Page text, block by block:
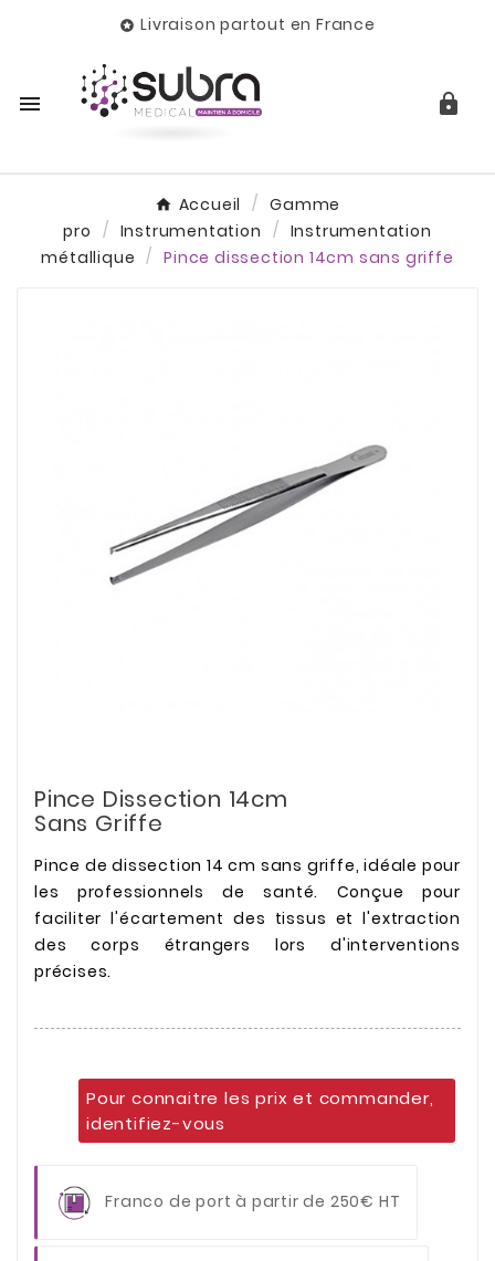
 Livraison partout en France
 
Accueil
Gamme
pro
Instrumentation
Instrumentation
métallique
Pince dissection 14cm sans griffe
Pince Dissection 14cm
Sans Griffe
Pince de dissection 14 cm sans griffe, idéale pour
les professionnels de santé. Conçue pour
faciliter l'écartement des tissus et l'extraction
des corps étrangers lors d'interventions
précises.
Pour connaitre les prix et commander,
identifiez-vous
Franco de port à partir de 250€ HT